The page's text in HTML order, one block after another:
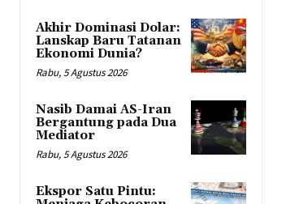
Akhir Dominasi Dolar:
Lanskap Baru Tatanan
Ekonomi Dunia?
Rabu, 5 Agustus 2026
Nasib Damai AS-Iran
Bergantung pada Dua
Mediator
Rabu, 5 Agustus 2026
Ekspor Satu Pintu: